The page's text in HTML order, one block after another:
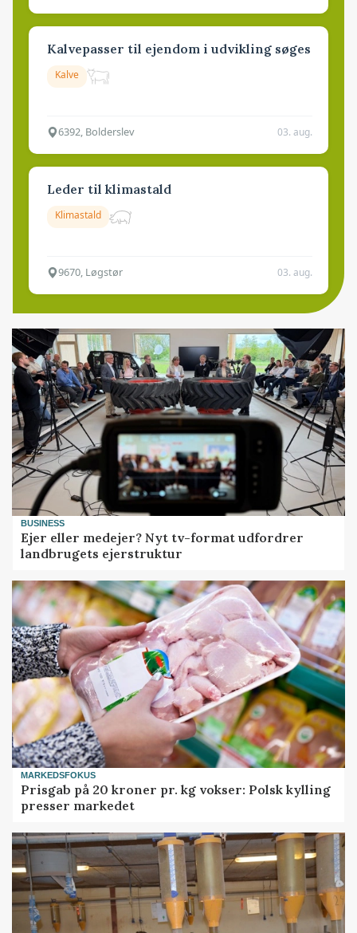
Kalvepasser til ejendom i udvikling søges
Kalve
6392, Bolderslev 03. aug.
Leder til klimastald
Klimastald
9670, Løgstør 03. aug.
BUSINESS
Ejer eller medejer? Nyt tv-format udfordrer
landbrugets ejerstruktur
MARKEDSFOKUS
Prisgab på 20 kroner pr. kg vokser: Polsk kylling
presser markedet